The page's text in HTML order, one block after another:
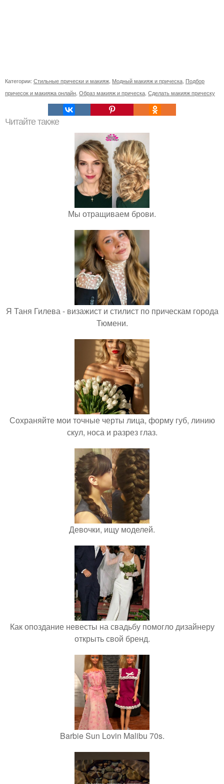
Категории: Стильные прически и макияж Модный макияж и прическа Подбор
причесок и макияжа онлайн Образ макияж и прическа Сделать макияж прическу
Читайте также
Мы отращиваем брови.
Я Таня Гилева - визажист и стилист по прическам города
Тюмени.
Сохраняйте мои точные черты лица, форму губ, линию
скул, носа и разрез глаз.
Девочки, ищу моделей.
Как опоздание невесты на свадьбу помогло дизайнеру
открыть свой бренд.
Barbie Sun Lovin Malibu 70s.